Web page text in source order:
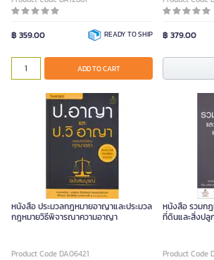
฿ 359.00 READY TO SHIP
ADD TO CART
฿ 379.00
หนังสือ ประมวลกฎหมายอาญาและประมวล
กฎหมายวิธีพิจารณาความอาญา
Product Code DA06421
หนังสือ รวมก
ที่ดินและสิ่งปลู
Product Code